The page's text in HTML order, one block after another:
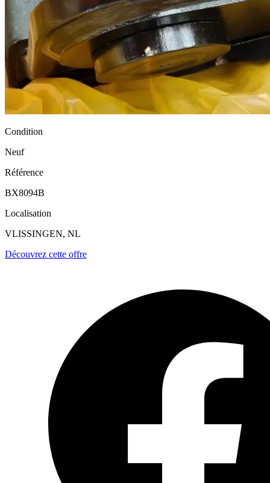
Condition
Neuf
Référence
BX8094B
Localisation
VLISSINGEN, NL
Découvrez cette offre